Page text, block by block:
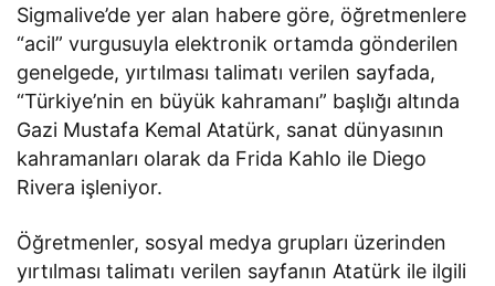
Sigmalive’de yer alan habere göre, öğretmenlere
“acil” vurgusuyla elektronik ortamda gönderilen
genelgede, yırtılması talimatı verilen sayfada,
“Türkiye’nin en büyük kahramanı” başlığı altında
Gazi Mustafa Kemal Atatürk, sanat dünyasının
kahramanları olarak da Frida Kahlo ile Diego
Rivera işleniyor.
Öğretmenler, sosyal medya grupları üzerinden
yırtılması talimatı verilen sayfanın Atatürk ile ilgili